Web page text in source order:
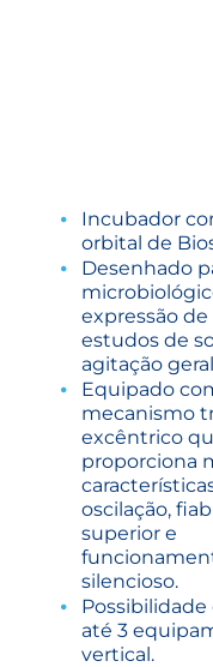
Incubador
orbital de
Desenhado
expressão
estudos de
agitação
Equipado
mecanismo
excêntrico
proporciona
oscilação,
superior e
silencioso.
até 3
vertical.